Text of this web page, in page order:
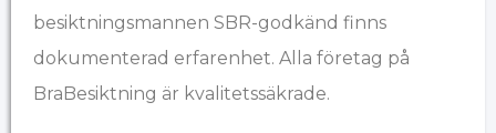
besiktningsmannen SBR-godkänd finns
dokumenterad erfarenhet. Alla företag på
BraBesiktning är kvalitetssäkrade.